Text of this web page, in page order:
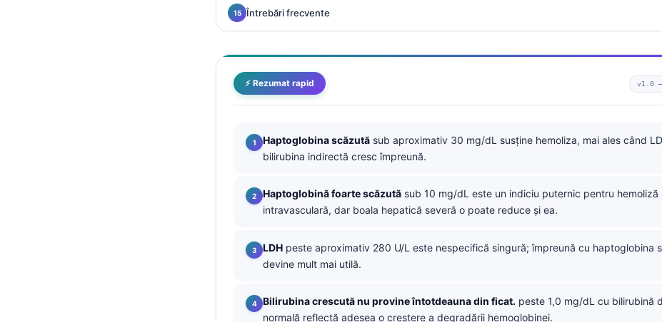
Întrebări frecvente
⚡ Rezumat rapid v1.0
Haptoglobina scăzută sub aproximativ 30 mg/dL susține hemoliza, mai ales când
bilirubina indirectă cresc împreună.
Haptoglobină foarte scăzută sub 10 mg/dL este un indiciu puternic pentru hemoliză
intravasculară, dar boala hepatică severă o poate reduce și ea.
LDH peste aproximativ 280 U/L este nespecifică singură; împreună cu haptoglobina
devine mult mai utilă.
Bilirubina crescută nu provine întotdeauna din ficat. peste 1,0 mg/dL cu bilirubină
normală reflectă adesea o creștere a degradării hemoglobinei.